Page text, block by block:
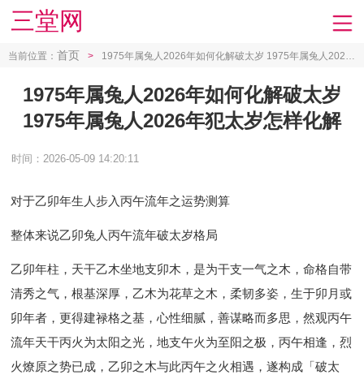
三堂网
当前位置： 首页 > 1975年属兔人2026年如何化解破太岁 1975年属兔人2026年犯太岁怎样化解
1975年属兔人2026年如何化解破太岁
1975年属兔人2026年犯太岁怎样化解
时间：2026-05-09 14:20:11
对于乙卯年生人步入丙午流年之运势测算
整体来说乙卯兔人丙午流年破太岁格局
乙卯年柱，天干乙木坐地支卯木，是为干支一气之木，命格自带
清秀之气，根基深厚，乙木为花草之木，柔韧多姿，生于卯月或
卯年者，更得建禄格之基，心性细腻，善谋略而多思，然观丙午
流年天干丙火为太阳之光，地支午火为至阳之极，丙午相逢，烈
火燎原之势已成，乙卯之木与此丙午之火相遇，遂构成「破太